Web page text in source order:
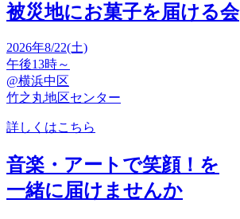
被災地にお菓子を届ける会
2026年8/22(土)
午後13時～
@横浜中区
竹之丸地区センター
詳しくはこちら
音楽・アートで笑顔！を
一緒に届けませんか